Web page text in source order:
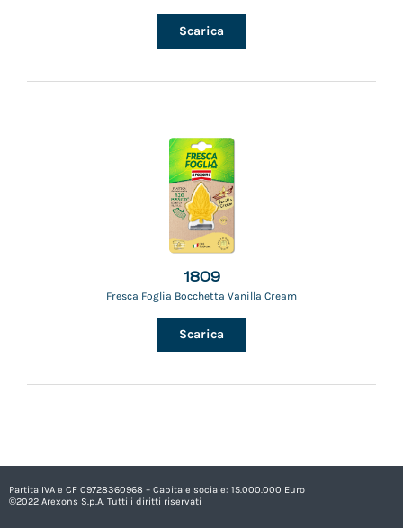
Scarica
1809
Fresca Foglia Bocchetta Vanilla Cream
Scarica
Partita IVA e CF 09728360968 – Capitale sociale: 15.000.000 Euro
©2022 Arexons S.p.A. Tutti i diritti riservati